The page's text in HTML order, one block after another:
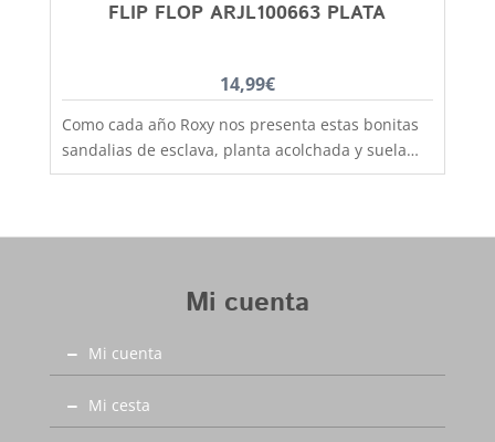
FLIP FLOP ARJL100663 PLATA
14,99€
Como cada año Roxy nos presenta estas bonitas
sandalias de esclava, planta acolchada y suela
antideslizante, cuidando al máximo la calidad de
practico, alegre y junenil que requieren tus looks
disponible desde la talla 36 hasta la 42, zapatos
bonitos para gente divertida, aquí en Capitán
Mlaspina la mejor calidad al mejor precio y con el
primer cambio siempre gratis.
Mi cuenta
Mi cuenta
Mi cesta